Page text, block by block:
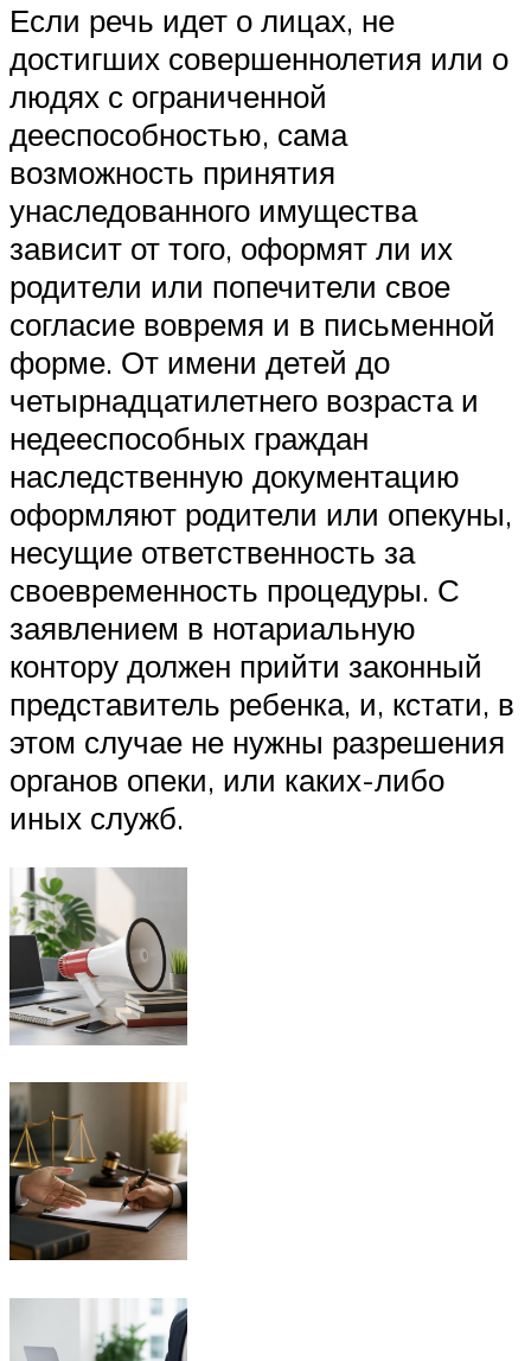
Если речь идет о лицах, не
достигших совершеннолетия или о
людях с ограниченной
дееспособностью, сама
возможность принятия
унаследованного имущества
зависит от того, оформят ли их
родители или попечители свое
согласие вовремя и в письменной
форме. От имени детей до
четырнадцатилетнего возраста и
недееспособных граждан
наследственную документацию
оформляют родители или опекуны,
несущие ответственность за
своевременность процедуры. С
заявлением в нотариальную
контору должен прийти законный
представитель ребенка, и, кстати, в
этом случае не нужны разрешения
органов опеки, или каких-либо
иных служб.